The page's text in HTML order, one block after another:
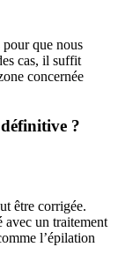
que nous
cas, il suffit
concernée
?
être corrigée.
avec un traitement
l’épilation